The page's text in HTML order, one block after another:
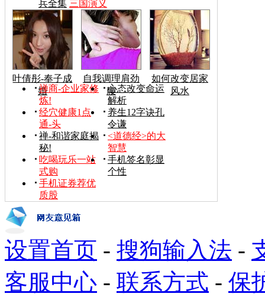
兵全集 三国演义
叶倩彤-奉子成
婚
自我调理肩劲
腰
如何改变居家
风水
禅商-企业家修
炼!
心态改变命运
解析
经穴健康1点
通-头
养生12字诀孔
令谦
禅-和谐家庭揭
秘!
<道德经>的大
智慧
吃喝玩乐一站
式购
手机签名彰显
个性
手机证券荐优
质股
设置首页 - 搜狗输入法 -
客服中心 - 联系方式 - 保